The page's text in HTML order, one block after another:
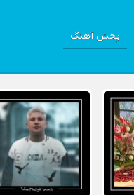
پخش آهنگ